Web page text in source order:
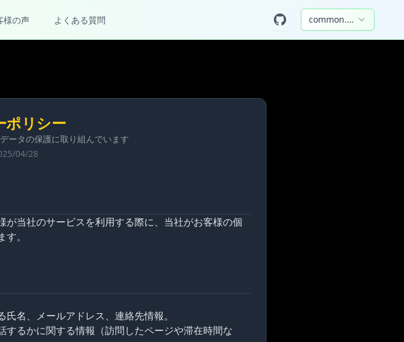
様の声 よくある質問
ポリシー
ータの保護に取り組んでいます
04/28
当社のサービスを利用する際に、当社がお客様の個
。
名、メールアドレス、連絡先情報。
るかに関する情報（訪問したページや滞在時間な